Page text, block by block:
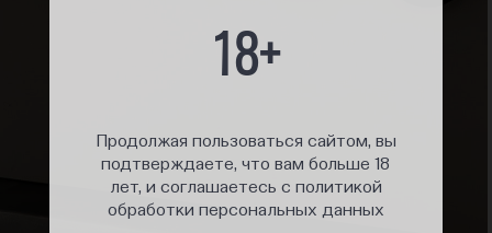
18+
Продолжая пользоваться сайтом, вы
подтверждаете, что вам больше 18
лет, и соглашаетесь с политикой
обработки персональных данных